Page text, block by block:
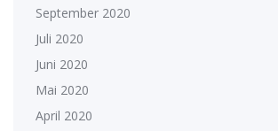
September 2020
Juli 2020
Juni 2020
Mai 2020
April 2020